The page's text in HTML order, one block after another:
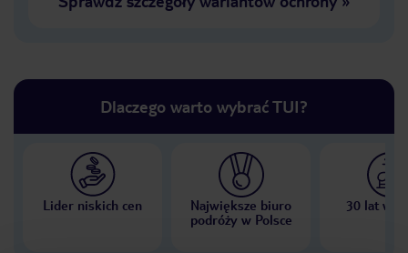
Dlaczego warto wybrać TUI?
Lider niskich cen
Największe biuro
podróży w Polsce
30 lat w